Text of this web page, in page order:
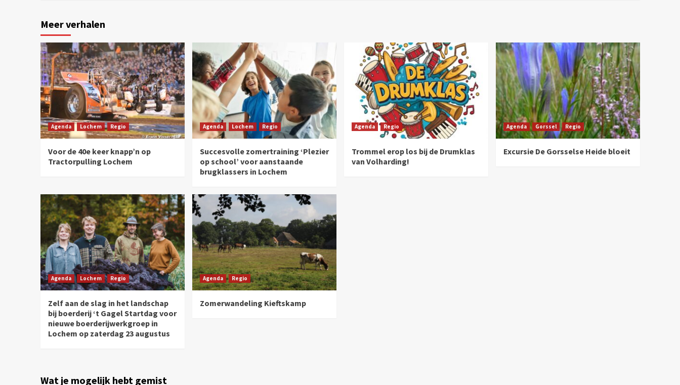
Meer verhalen
Agenda Lochem Regio
Voor de 40e keer knapp’n op
Tractorpulling Lochem
Agenda Lochem Regio
Succesvolle zomertraining ‘Plezier
op school’ voor aanstaande
brugklassers in Lochem
Agenda Regio
Trommel erop los bij de Drumklas
van Volharding!
Agenda Gorssel Regio
Excursie De Gorsselse Heide bloeit
Agenda Lochem Regio
Zelf aan de slag in het landschap
bij boerderij ‘t Gagel Startdag voor
nieuwe boerderijwerkgroep in
Lochem op zaterdag 23 augustus
Agenda Regio
Zomerwandeling Kieftskamp
Wat je mogelijk hebt gemist